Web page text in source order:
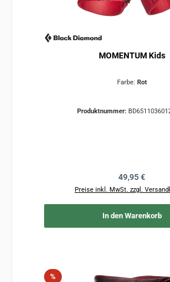
MOMENTUM Kids
Farbe: Rot
Produktnummer:
Regulärer Preis:
49,95 €
Preise inkl. MwSt. zzgl.
In den Warenkorb
%Rabatt